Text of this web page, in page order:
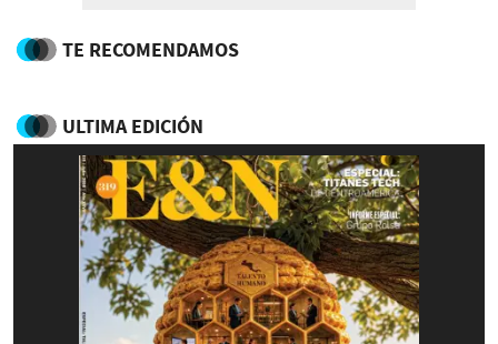
TE RECOMENDAMOS
ULTIMA EDICIÓN